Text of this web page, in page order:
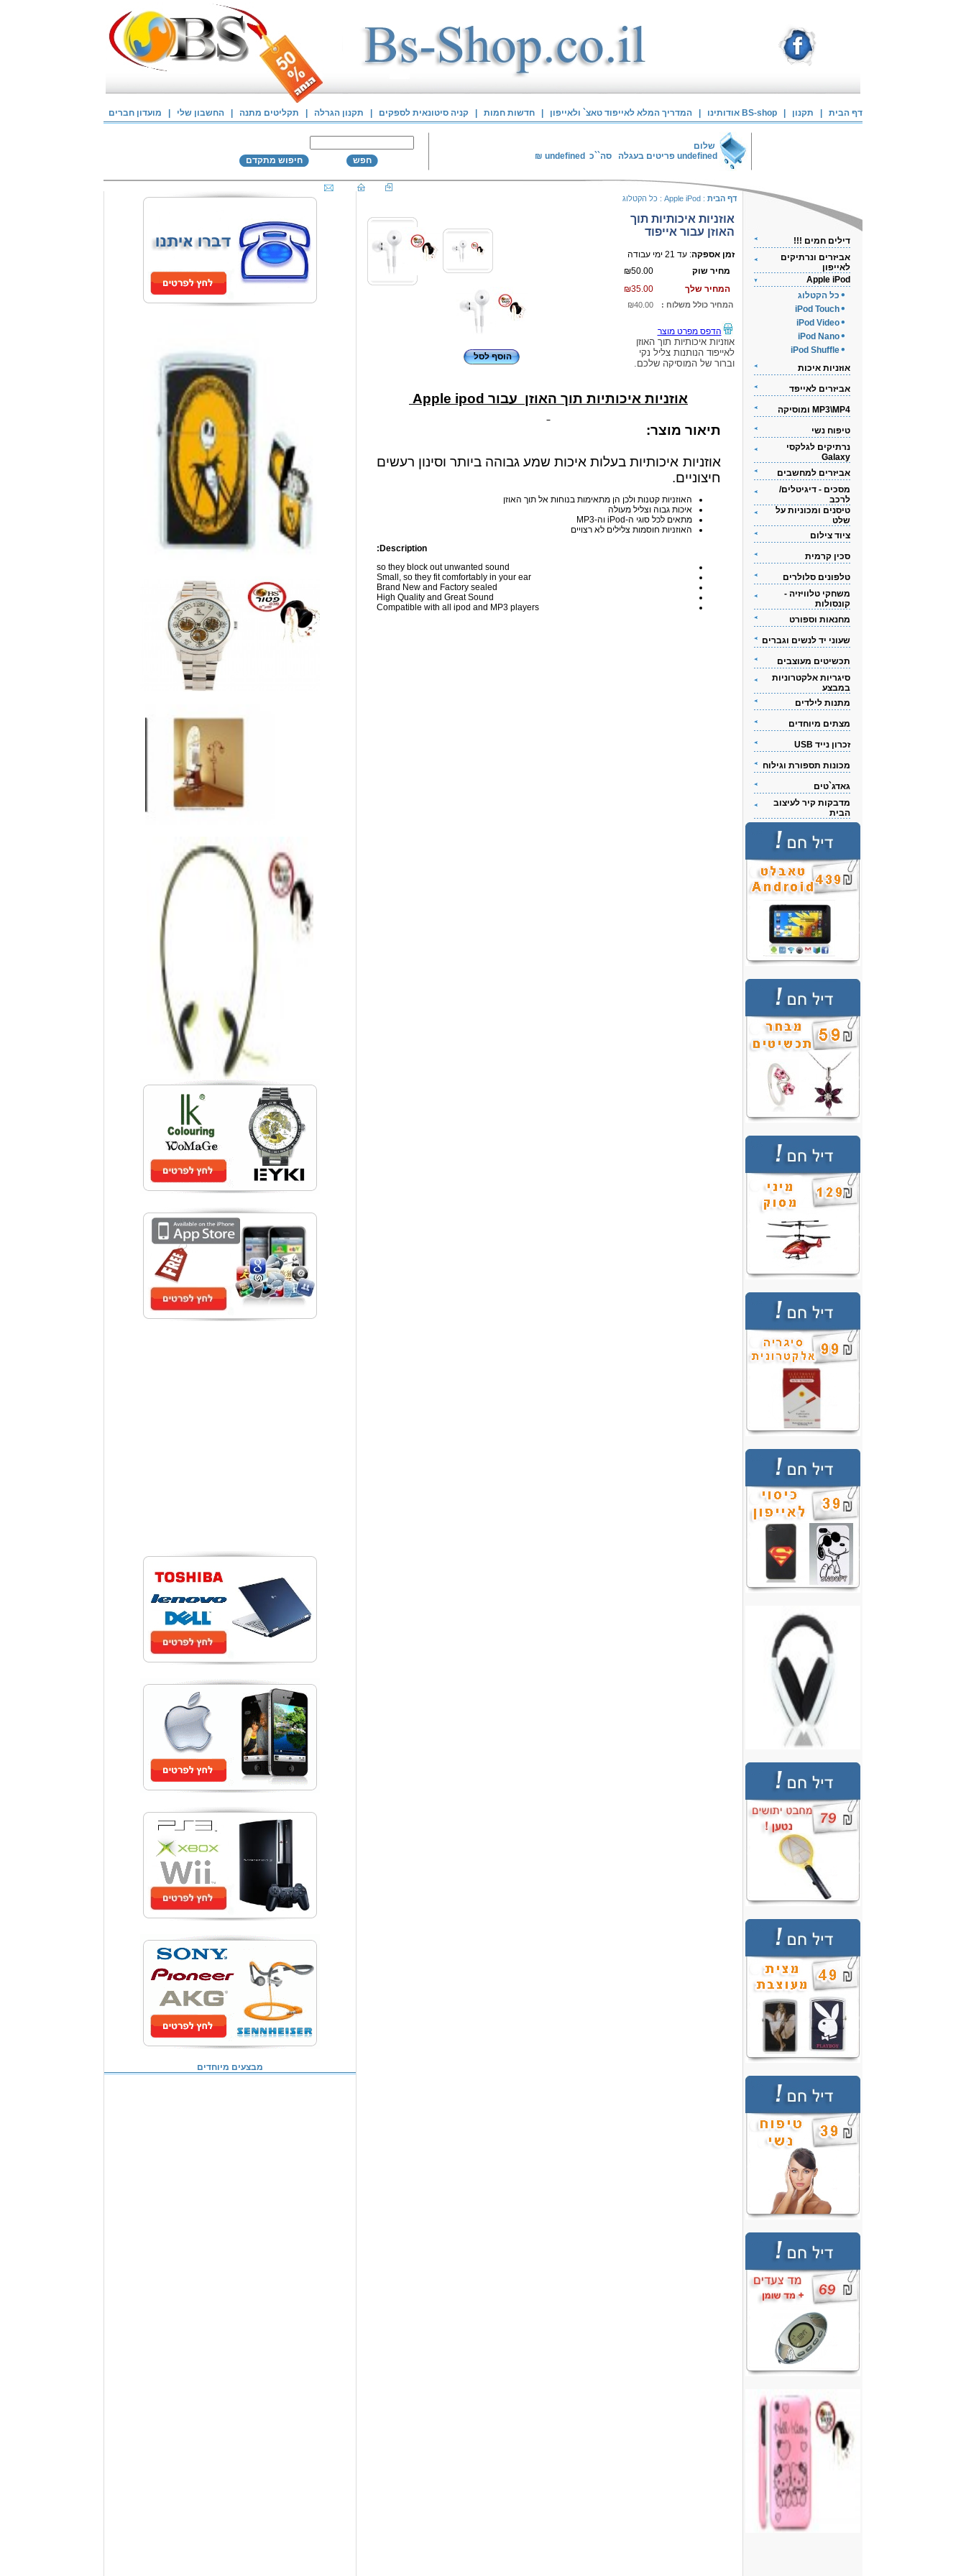
דף הבית תקנון אודותינו BS-shop המדריך המלא לאייפוד טאצ` ולאייפון חדשות חמות קניה סיטונאית לספקים תקנון הגרלה תקליטים מתנה החשבון שלי מועדון חברים
שלום
undefined פריטים בעגלה סה``כ undefined
₪ חפש חיפוש מתקדם
מבצעים מיוחדים
דף הבית :
Apple iPod
:כל הקטלוג
הוסף לסל
אוזניות איכותיות תוך
האוזן עבור אייפוד
זמן אספקה: עד 21 ימי עבודה
₪50.00
מחיר שוק
₪35.00
המחיר שלך
₪40.00 המחיר כולל משלוח :
הדפס מפרט מוצר
אוזניות איכותיות תוך האוזן
לאייפוד הנותנות צליל נקי
וברור של המוסיקה שלכם.
אוזניות איכותיות תוך האוזן עבור Apple ipod
תיאור מוצר:
אוזניות איכותיות בעלות איכות שמע גבוהה ביותר וסינון רעשים
חיצוניים.
האוזניות קטנות ולכן הן מתאימות בנוחות אל תוך האוזן
איכות גבוה וצליל מעולה
מתאים לכל סוגי ה-iPod וה-MP3
האוזניות חוסמות צלילים לא רצויים
Description:
so they block out unwanted sound
Small, so they fit comfortably in your ear
Brand New and Factory sealed
High Quality and Great Sound
Compatible with all ipod and MP3 players
דילים חמים !!!
אביזרים ונרתיקים
לאייפון
Apple iPod
כל הקטלוג
iPod Touch
iPod Video
iPod Nano
iPod Shuffle
אוזניות איכות
אביזרים לאייפד
MP3\MP4 ומוסיקה
טיפוח נשי
נרתיקים לגלקסי
Galaxy
אביזרים למחשבים
מסכים - דיגיטלים/
לרכב
טיסנים ומכוניות על
שלט
ציוד צילום
סכין קרמית
טלפונים סלולרים
משחקי טלוויזיה -
קונסולות
מחנאות וספורט
שעוני יד לנשים וגברים
תכשיטים מעוצבים
סיגריות אלקטרוניות
במבצע
מתנות לילדים
מצתים מיוחדים
זכרון נייד USB
מכונות תספורת וגילוח
גאדג`טים
מדבקות קיר לעיצוב
הבית